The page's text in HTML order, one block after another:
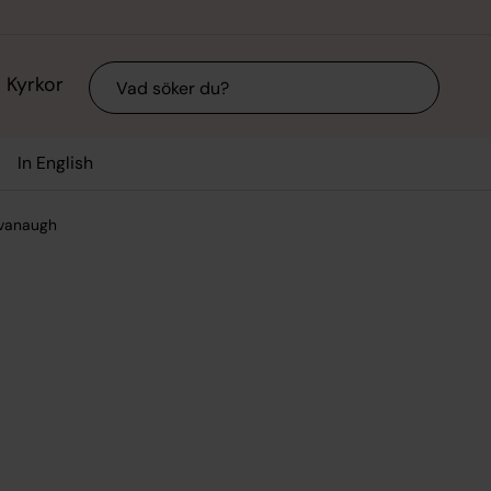
Kyrkor Sök
In English